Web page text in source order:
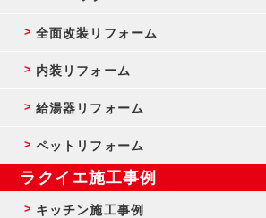
全面改装リフォーム
内装リフォーム
給湯器リフォーム
ペットリフォーム
ラクイエ施工事例
キッチン施工事例